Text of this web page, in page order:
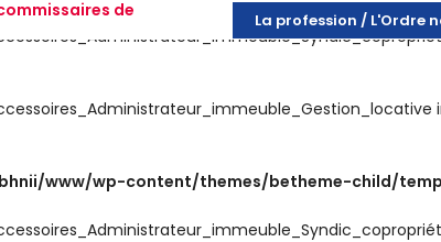
de
La profession / L'Ordre
www/wp-content/themes/betheme-child/